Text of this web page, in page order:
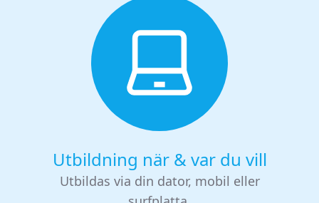
Utbildning när & var du vill
Utbildas via din dator, mobil eller